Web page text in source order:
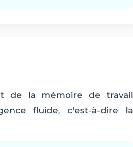
de la mémoire de travail
fluide, c'est-à-dire la